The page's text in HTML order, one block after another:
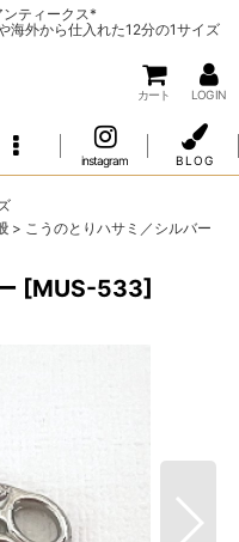
ンティークス*
海外から仕入れた12分の1サイズ
カート LOG IN
instagram B L O G
> こうのとりハサミ／シルバー
[MUS-533]